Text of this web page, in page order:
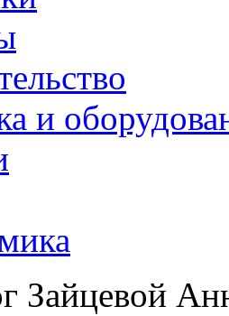
и
Зайцевой